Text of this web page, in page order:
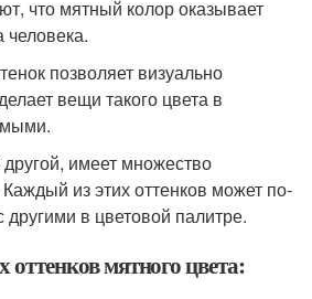
что мятный колор оказывает
позволяет визуально
вещи такого цвета в
имеет множество
из этих оттенков может по-
другими в цветовой палитре.
мятного цвета: